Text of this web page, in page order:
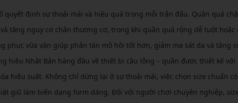
quyết định sự thoải mái và hiệu quả trong mỗi trận đấu. Quần quá
tăng nguy cơ chấn thương cơ, trong khi quần quá rộng dễ tuột hoặc
phục vừa vặn giúp phân tán mồ hôi tốt hơn, giảm ma sát da và tăng
hiệu Nhật Bản hàng đầu về thiết bị cầu lông – quần được thiết kế với
hiệu suất. Không chỉ dừng lại ở sự thoải mái, việc chọn size chuẩn
giũ làm biến dạng form dáng. Đối với người chơi chuyên nghiệp,